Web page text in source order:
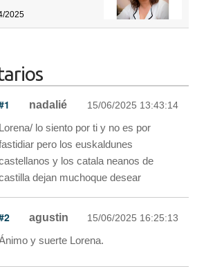
2025
nadalié 15/06/2025 13:43:14
Lorena/ lo siento por ti y no es por
pero los euskaldunes
y los catala neanos de
dejan muchoque desear
agustin 15/06/2025 16:25:13
y suerte Lorena.